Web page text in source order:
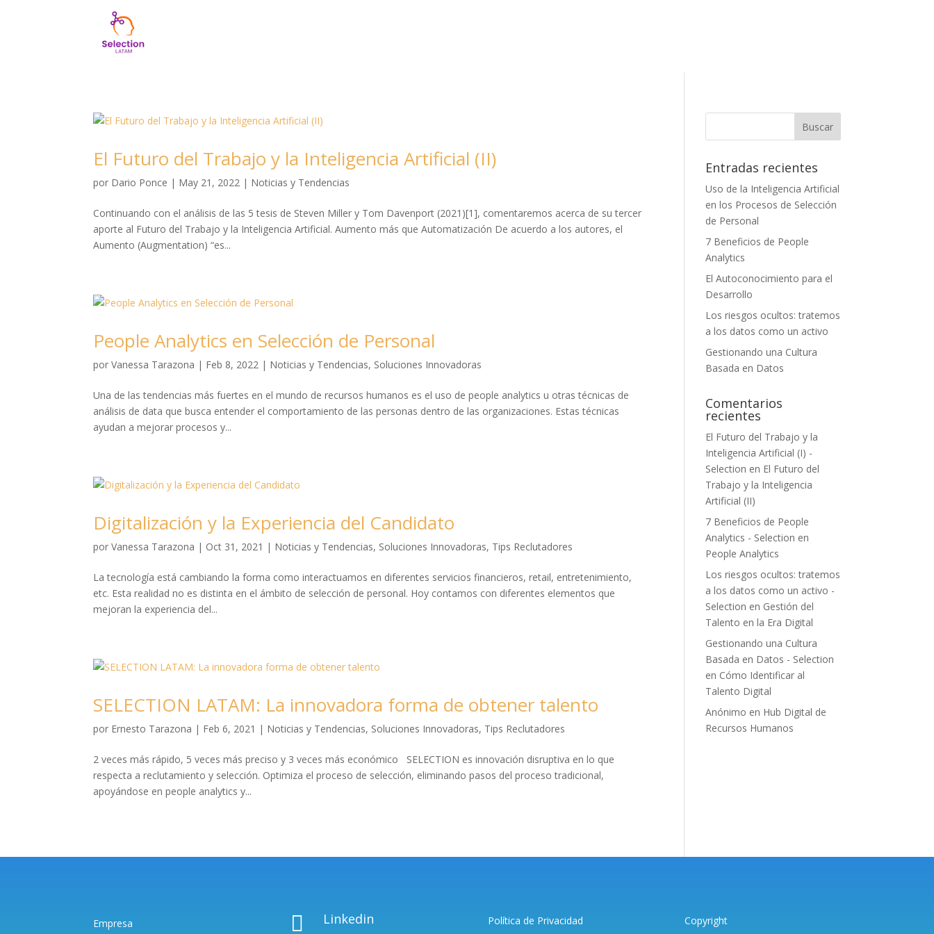
El Futuro del Trabajo y la Inteligencia Artificial (II)
por Dario Ponce | May 21, 2022 | Noticias y Tendencias
Continuando con el análisis de las 5 tesis de Steven Miller y Tom Davenport (2021)[1], comentaremos acerca de su tercer
aporte al Futuro del Trabajo y la Inteligencia Artificial. Aumento más que Automatización De acuerdo a los autores, el
Aumento (Augmentation) “es...
People Analytics en Selección de Personal
porVanessa Tarazona | Feb 8, 2022 | Noticias y Tendencias, Soluciones Innovadoras
Una de las tendencias más fuertes en el mundo de recursos humanos es el uso de people analytics u otras técnicas de
análisis de data que busca entender el comportamiento de las personas dentro de las organizaciones. Estas técnicas
ayudan a mejorar procesos y...
Digitalización y la Experiencia del Candidato
porVanessa Tarazona | Oct 31, 2021 | Noticias y Tendencias, Soluciones Innovadoras, Tips Reclutadores
La tecnología está cambiando la forma como interactuamos en diferentes servicios financieros, retail, entretenimiento,
etc. Esta realidad no es distinta en el ámbito de selección de personal. Hoy contamos con diferentes elementos que
mejoran la experiencia del...
SELECTION LATAM: La innovadora forma de obtener talento
por Ernesto Tarazona | Feb 6, 2021 | Noticias y Tendencias, Soluciones Innovadoras, Tips Reclutadores
2 veces más rápido, 5 veces más preciso y 3 veces más económico SELECTION es innovación disruptiva en lo que
respecta a reclutamiento y selección. Optimiza el proceso de selección, eliminando pasos del proceso tradicional,
apoyándose en people analytics y...
Entradas recientes
Uso de la Inteligencia Artificial
en los Procesos de Selección
de Personal
7 Beneficios de People
Analytics
El Autoconocimiento para el
Desarrollo
Los riesgos ocultos: tratemos
a los datos como un activo
Gestionando una Cultura
Basada en Datos
Comentarios
recientes
El Futuro del Trabajo y la
Inteligencia Artificial (I) -
Selection en El Futuro del
Trabajo y la Inteligencia
Artificial (II)
7 Beneficios de People
Analytics - Selection en
People Analytics
Los riesgos ocultos: tratemos
a los datos como un activo -
Selection en Gestión del
Talento en la Era Digital
Gestionando una Cultura
Basada en Datos - Selection
en Cómo Identificar al
Talento Digital
Anónimo en Hub Digital de
Recursos Humanos
Empresa  Linkedin Política de Privacidad Copyright